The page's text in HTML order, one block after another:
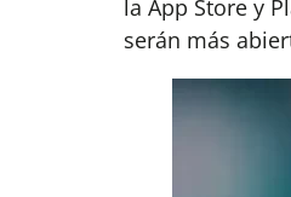
la App Store y
serán más